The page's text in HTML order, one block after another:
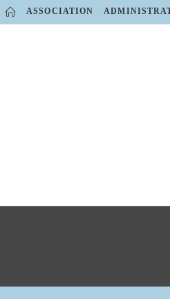
Skip
to
ASSOCIATION